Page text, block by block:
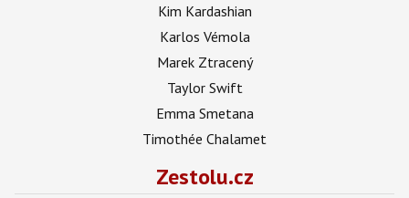
Kim Kardashian
Karlos Vémola
Marek Ztracený
Taylor Swift
Emma Smetana
Timothée Chalamet
Zestolu.cz